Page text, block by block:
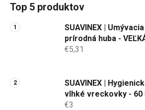
Top 5 produktov
SUAVINEX | Umývacia
prírodná huba -
€5,31
SUAVINEX |
vlhké vreckovky - 60
€3